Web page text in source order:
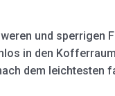
und sperrigen
in den
dem leichtesten